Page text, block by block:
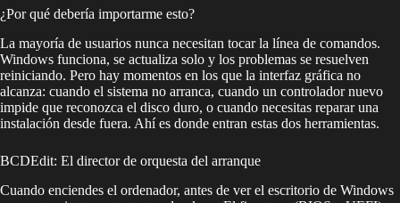
¿Por qué debería importarme esto?
La mayoría de usuarios nunca necesitan tocar la línea de comandos.
Windows funciona, se actualiza solo y los problemas se resuelven
reiniciando. Pero hay momentos en los que la interfaz gráfica no
alcanza: cuando el sistema no arranca, cuando un controlador nuevo
impide que reconozca el disco duro, o cuando necesitas reparar una
instalación desde fuera. Ahí es donde entran estas dos herramientas.
BCDEdit: El director de orquesta del arranque
Cuando enciendes el ordenador, antes de ver el escritorio de Windows